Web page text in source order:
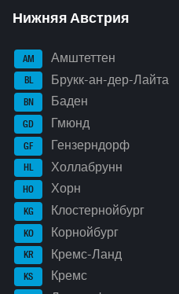
Нижняя Австрия
AM Амштеттен
BL Брукк-ан-дер-Лайта
BN Баден
GD Гмюнд
GF Гензерндорф
HL Холлабрунн
HO Хорн
KG Клостернойбург
KO Корнойбург
KR Кремс-Ланд
KS Кремс